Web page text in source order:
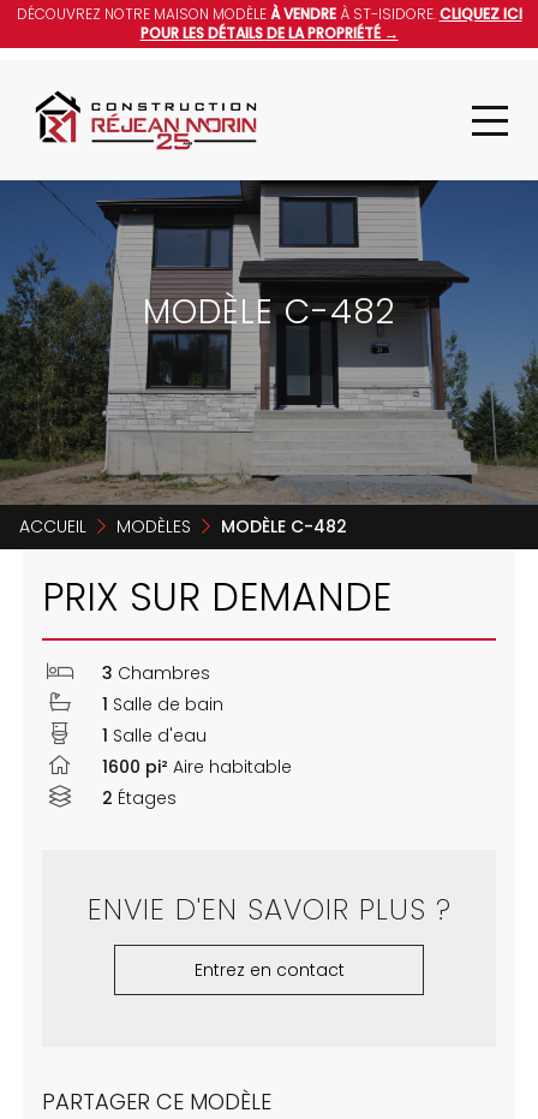
DÉCOUVREZ NOTRE MAISON MODÈLEÀ VENDREÀ ST-ISIDORE.CLIQUEZ ICI
POUR LES DÉTAILS DE LA PROPRIÉTÉ →
MODÈLE C-482
ACCUEIL MODÈLES MODÈLE C-482
PRIX SUR DEMANDE
3 Chambres
1 Salle de bain
1 Salle d'eau
1600 pi² Aire habitable
2 Étages
ENVIE D'EN SAVOIR PLUS ?
Entrez en contact
PARTAGER CE MODÈLE